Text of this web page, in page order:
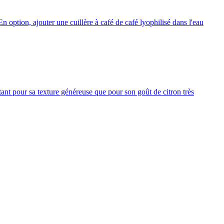
option, ajouter une cuillère à café de café lyophilisé dans l'eau
pour sa texture généreuse que pour son goût de citron très